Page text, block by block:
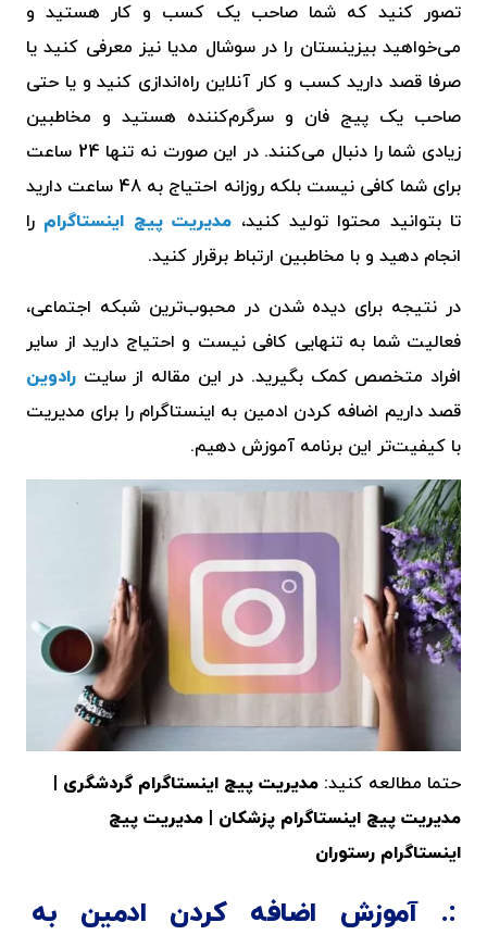
تصور کنید که شما صاحب یک کسب و کار هستید و
می‌خواهید بیزینستان را در سوشال مدیا نیز معرفی کنید یا
صرفا قصد دارید کسب و کار آنلاین راه‌اندازی کنید و یا حتی
صاحب یک پیج فان و سرگرم‌کننده هستید و مخاطبین
زیادی شما را دنبال می‌کنند.
در این صورت نه تنها 24 ساعت
برای شما کافی نیست بلکه روزانه احتیاج به 48 ساعت دارید
تا بتوانید محتوا تولید کنید، مدیریت پیج اینستاگرام را
انجام دهید و با مخاطبین ارتباط برقرار کنید.
در نتیجه برای دیده شدن در محبوب‌ترین شبکه اجتماعی،
فعالیت شما به تنهایی کافی نیست و احتیاج دارید از سایر
افراد متخصص کمک بگیرید. در این مقاله از سایت رادوین
قصد داریم اضافه کردن ادمین به اینستاگرام را برای مدیریت
با کیفیت‌تر این برنامه آموزش دهیم.
حتما مطالعه کنید: مدیریت پیج اینستاگرام گردشگری
مدیریت پیج اینستاگرام پزشکان
مدیریت پیج
اینستاگرام رستوران
آموزش اضافه کردن ادمین به